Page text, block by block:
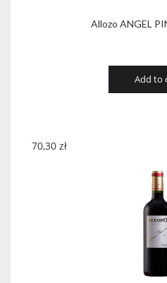
Allozo ANGEL
Add to
70,30 zł